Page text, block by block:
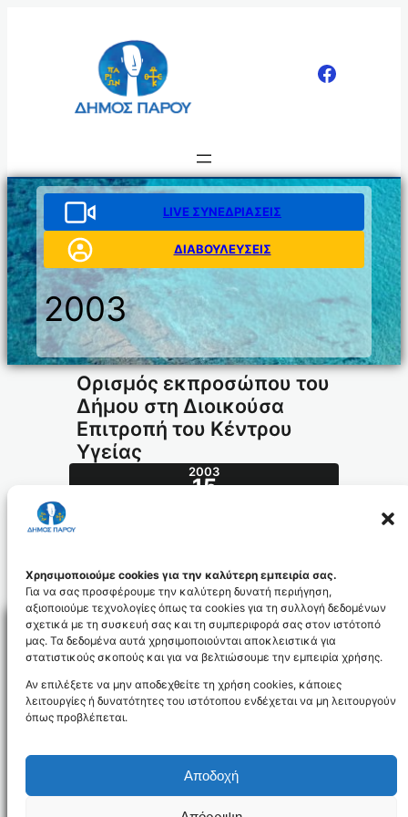
Χρησιμοποιούμε cookies για την καλύτερη εμπειρία σας.
Για να σας προσφέρουμε την καλύτερη δυνατή περιήγηση,
αξιοποιούμε τεχνολογίες όπως τα cookies για τη συλλογή δεδομένων
σχετικά με τη συσκευή σας και τη συμπεριφορά σας στον ιστότοπό
μας. Τα δεδομένα αυτά χρησιμοποιούνται αποκλειστικά για
στατιστικούς σκοπούς και για να βελτιώσουμε την εμπειρία χρήσης.
Αν επιλέξετε να μην αποδεχθείτε τη χρήση cookies, κάποιες
λειτουργίες ή δυνατότητες του ιστότοπου ενδέχεται να μη λειτουργούν
όπως προβλέπεται.
Αποδοχή
LIVE ΣΥΝΕΔΡΙΑΣΕΙΣ
ΔΙΑΒΟΥΛΕΥΣΕΙΣ
2003
Ορισμός εκπροσώπου του
Δήμου στη Διοικούσα
Επιτροπή του Κέντρου
Υγείας
2003
15
14.2003_id980
NEWSLETTER